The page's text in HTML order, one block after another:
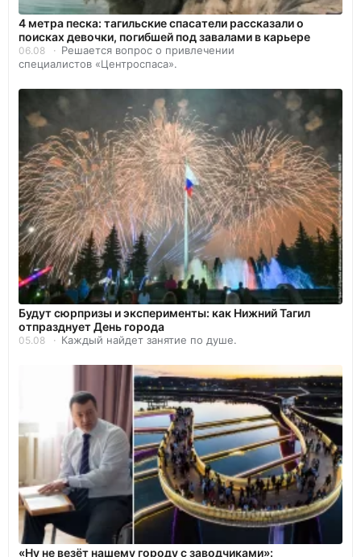
4 метра песка: тагильские спасатели рассказали о
поисках девочки, погибшей под завалами в карьере
06.08
Решается вопрос о привлечении
специалистов «Центроспаса».
Будут сюрпризы и эксперименты: как Нижний Тагил
отпразднует День города
05.08 Каждый найдет занятие по душе.
«Ну не везёт нашему городу с заводчиками»: